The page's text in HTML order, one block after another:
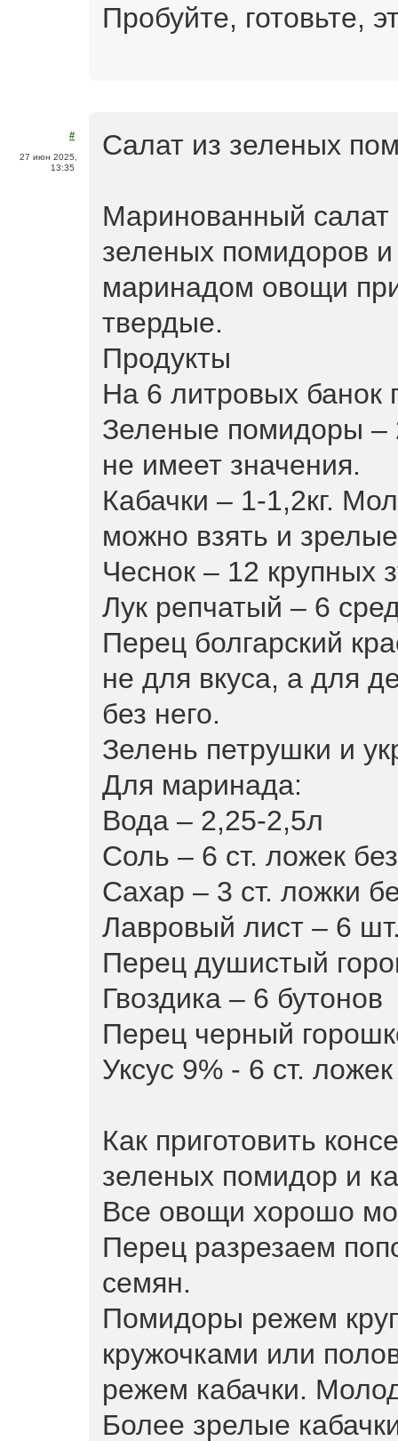
Пробуйте, готовьте,
#
27 июн 2025,
13:35
Салат из зеленых
Маринованный салат
зеленых помидоров
маринадом овощи
твердые.
Продукты
На 6 литровых банок
Зеленые помидоры –
не имеет значения.
Кабачки – 1-1,2кг.
можно взять и
Чеснок – 12 крупных
Лук репчатый – 6
Перец болгарский
не для вкуса, а для
без него.
Зелень петрушки и
Для маринада:
Вода – 2,25-2,5л
Соль – 6 ст. ложек
Сахар – 3 ст. ложки
Лавровый лист – 6
Перец душистый
Гвоздика – 6 бутонов
Перец черный
Уксус 9% - 6 ст. ложек
Как приготовить
зеленых помидор и
Все овощи хорошо
Перец разрезаем
семян.
Помидоры режем
кружочками или
режем кабачки.
Более зрелые